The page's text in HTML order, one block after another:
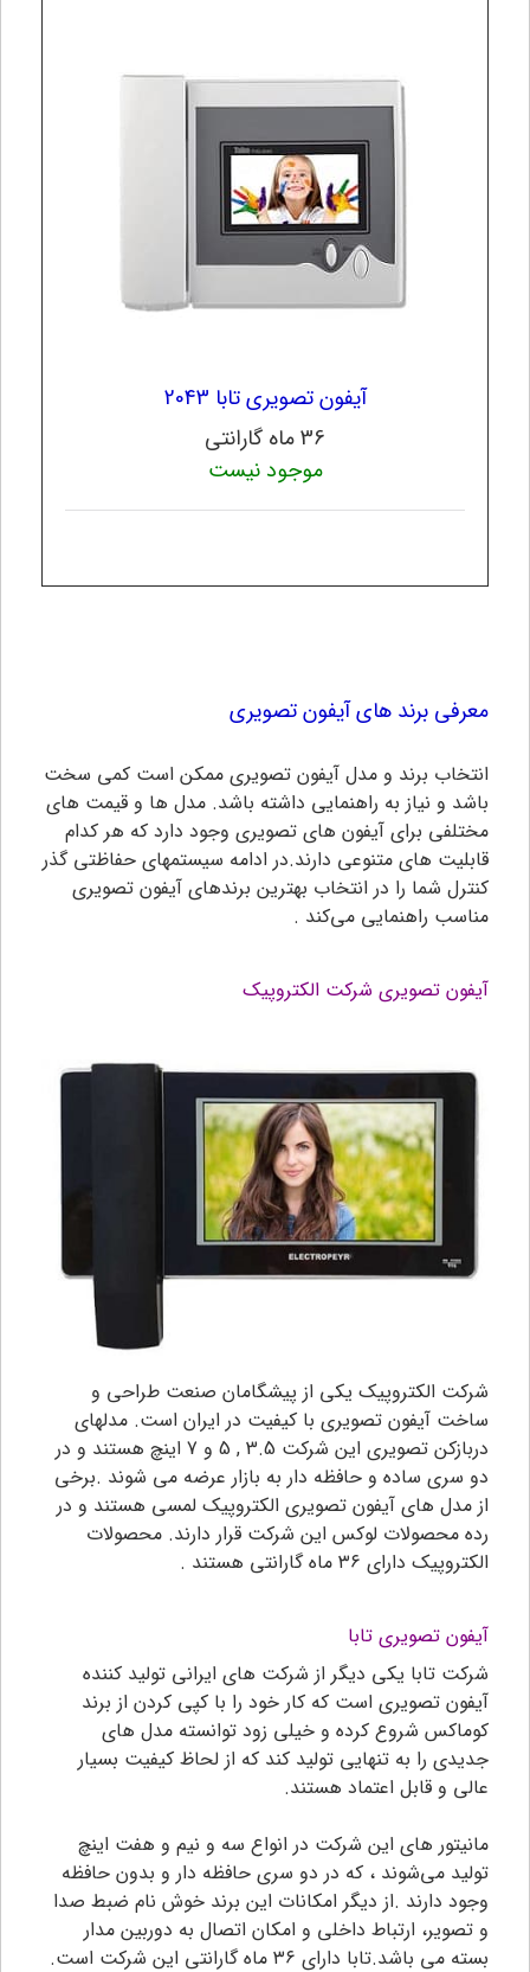
آیفون تصویری تابا 2043
36 ماه گارانتی
موجود نیست
معرفی برند های آیفون تصویری
انتخاب برند و مدل آیفون تصویری ممکن است کمی سخت
باشد و نیاز به راهنمایی داشته باشد. مدل ها و قیمت های
مختلفی برای آیفون های تصویری وجود دارد که هر کدام
قابلیت های متنوعی دارند.در ادامه سیستمهای حفاظتی گذر
کنترل شما را در انتخاب بهترین برندهای آیفون تصویری
مناسب راهنمایی می‌کند .
آیفون تصویری شرکت الکتروپیک
شرکت الکتروپیک یکی از پیشگامان صنعت طراحی و
ساخت آیفون تصویری با کیفیت در ایران است. مدلهای
دربازکن تصویری این شرکت 3.5 , 5 و 7 اینچ هستند و در
دو سری ساده و حافظه دار به بازار عرضه می شوند .برخی
از مدل های آیفون تصویری الکتروپیک لمسی هستند و در
رده محصولات لوکس این شرکت قرار دارند. محصولات
الکتروپیک دارای ۳۶ ماه گارانتی هستند .
آیفون تصویری تابا
شرکت تابا یکی دیگر از شرکت های ایرانی تولید کننده
آیفون تصویری است که کار خود را با کپی کردن از برند
کوماکس شروع کرده و خیلی زود توانسته مدل های
جدیدی را به تنهایی تولید کند که از لحاظ کیفیت بسیار
عالی و قابل اعتماد هستند.
مانیتور های این شرکت در انواع سه و نیم و هفت اینچ
تولید می‌شوند ، که در دو سری حافظه دار و بدون حافظه
وجود دارند .از دیگر امکانات این برند خوش نام ضبط صدا
و تصویر، ارتباط داخلی و امکان اتصال به دوربین مدار
بسته می باشد.تابا دارای ۳۶ ماه گارانتی این شرکت است.